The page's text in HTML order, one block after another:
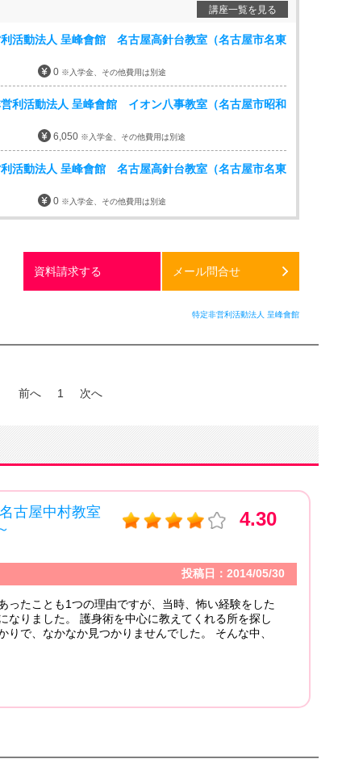
講座一覧を見る
利活動法人 呈峰會館 名古屋高針台教室（名古屋市名東
0 ※入学金、その他費用は別途
営利活動法人 呈峰會館 イオン八事教室（名古屋市昭和
6,050 ※入学金、その他費用は別途
利活動法人 呈峰會館 名古屋高針台教室（名古屋市名東
0 ※入学金、その他費用は別途
資料請求する メール問合せ
特定非営利活動法人 呈峰會館
前へ 1 次へ
古屋中村教室
4.30
投稿日：2014/05/30
ったことも1つの理由ですが、当時、怖い経験をした
なりました。 護身術を中心に教えてくれる所を探し
りで、なかなか見つかりませんでした。 そんな中、